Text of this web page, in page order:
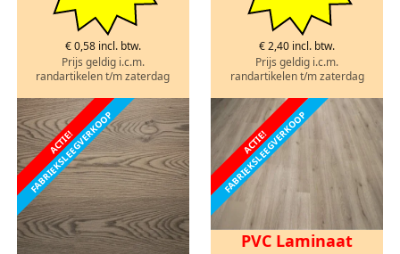
€ 0,58 incl. btw.
Prijs geldig i.c.m.
randartikelen t/m zaterdag
€ 2,40 incl. btw.
Prijs geldig i.c.m.
randartikelen t/m zaterdag
ACTIE!
FABRIEKSLEEGVERKOOP ACTIE!
FABRIEKSLEEGVERKOOP
PVC Laminaat